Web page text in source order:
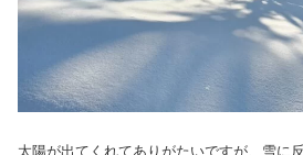
太陽が出てくれてありがたいですが、雪に